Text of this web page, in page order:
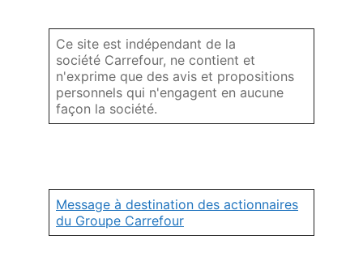
Ce site est indépendant de la
société Carrefour, ne contient et
n'exprime que des avis et propositions
personnels qui n'engagent en aucune
façon la société.
Message à destination des actionnaires
du Groupe Carrefour